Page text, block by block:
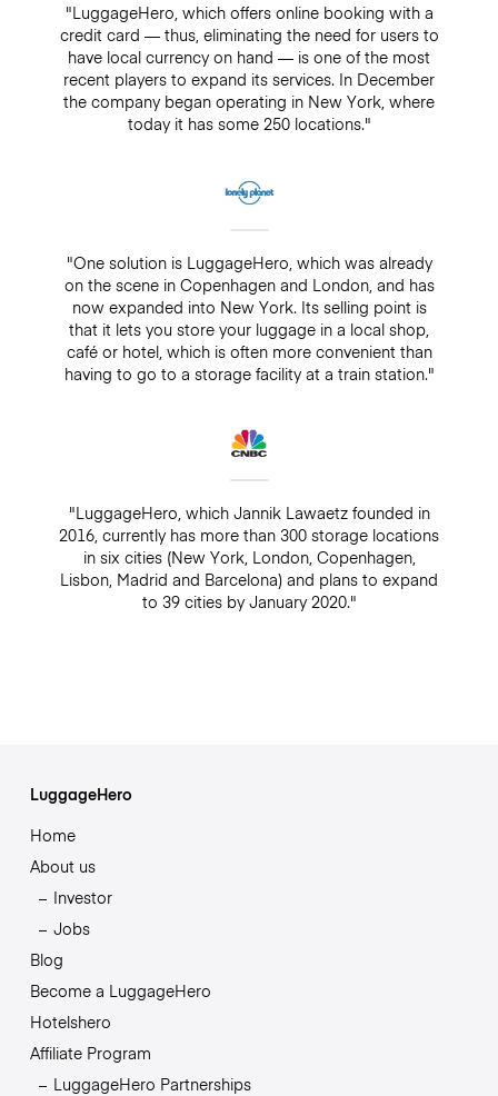
"LuggageHero, which offers online booking with a
credit card — thus, eliminating the need for users to
have local currency on hand — is one of the most
recent players to expand its services. In December
the company began operating in New York, where
today it has some 250 locations."
"One solution is LuggageHero, which was already
on the scene in Copenhagen and London, and has
now expanded into New York. Its selling point is
that it lets you store your luggage in a local shop,
café or hotel, which is often more convenient than
having to go to a storage facility at a train station."
"LuggageHero, which Jannik Lawaetz founded in
2016, currently has more than 300 storage locations
in six cities (New York, London, Copenhagen,
Lisbon, Madrid and Barcelona) and plans to expand
to 39 cities by January 2020."
LuggageHero
Home
About us
Investor
Jobs
Blog
Become a LuggageHero
Hotelshero
Affiliate Program
LuggageHero Partnerships